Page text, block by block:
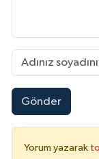
Gönder
Yorum yazarak